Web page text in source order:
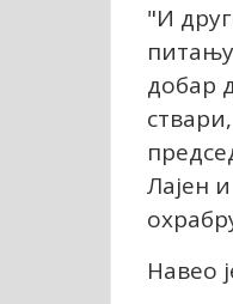
"И
добар
Лајен
Навео